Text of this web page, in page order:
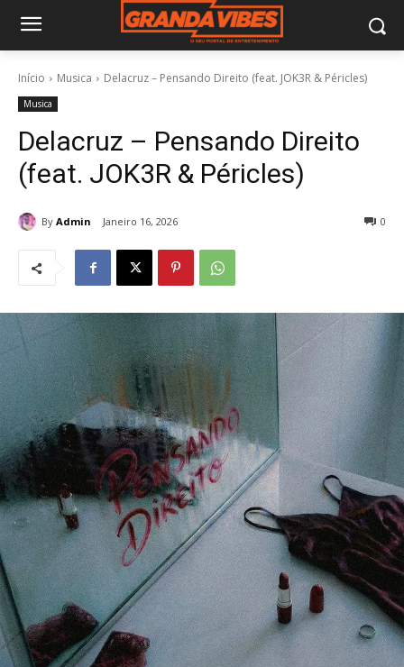
Início Musica Delacruz – Pensando Direito (feat. JOK3R & Péricles)
Musica
Delacruz – Pensando Direito
(feat. JOK3R & Péricles)
By Admin Janeiro 16, 2026 0